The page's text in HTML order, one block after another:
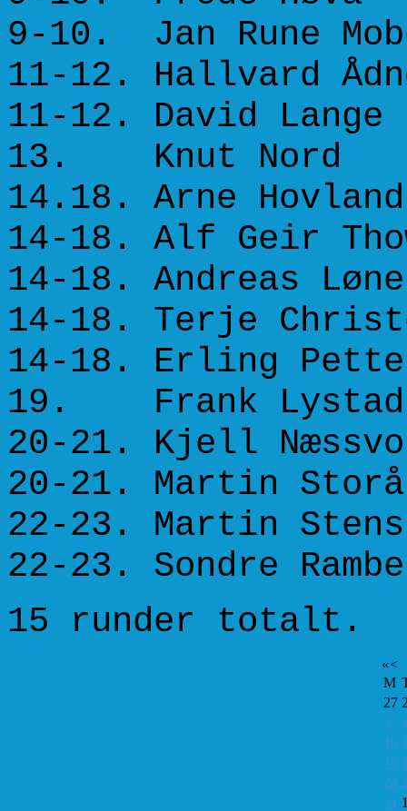
9-10. Jan Rune
11-12.
11-12. David
13. Knut
14.18. Arne
14-18. Alf Geir
14-18.
14-18. Terje
14-18. Erling
19. Frank
20-21. Kjell
20-21. Martin
22-23. Martin
22-23. Sondre
15 runder totalt.
«<
M
27
3
10
17
24
31